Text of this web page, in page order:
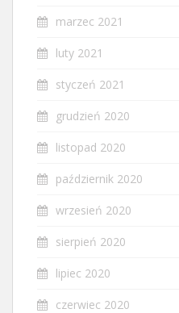
marzec 2021
luty 2021
styczeń 2021
grudzień 2020
listopad 2020
październik 2020
wrzesień 2020
sierpień 2020
lipiec 2020
czerwiec 2020